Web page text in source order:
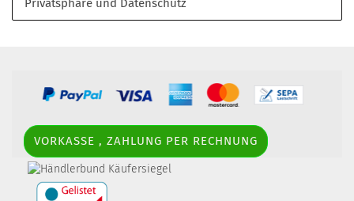
Privatsphäre und Datenschutz
VORKASSE , ZAHLUNG PER RECHNUNG